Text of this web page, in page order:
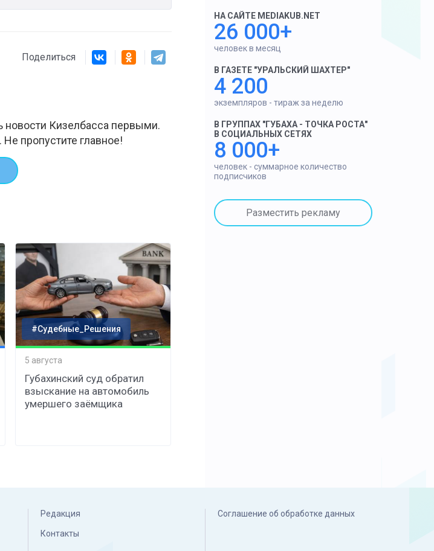
Поделиться
новости Кизелбасса первыми.
пропустите главное!
#Судебные_Решения
5 августа
Губахинский суд обратил
взыскание на автомобиль
умершего заёмщика
НА САЙТЕ MEDIAKUB.NET
26 000+
человек в месяц
В ГАЗЕТЕ "УРАЛЬСКИЙ ШАХТЕР"
4 200
экземпляров - тираж за неделю
В ГРУППАХ "ГУБАХА - ТОЧКА РОСТА"
В СОЦИАЛЬНЫХ СЕТЯХ
8 000+
человек - суммарное количество
подписчиков
Разместить рекламу
Редакция
Контакты
Соглашение об обработке данных